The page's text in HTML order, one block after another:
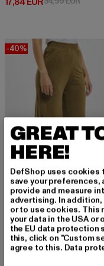
-40%
URBAN CLASSICS
Modal
17,99 EUR
Derzeitiger Preis: 17,99
29,99 EUR
GREAT
HERE!
DefShop uses cookies
save your preferences,
provide and measure
advertising. In
or to use cookies. This
your data in the USA
the EU data protection
this, click on "Custom
agree to this. Data